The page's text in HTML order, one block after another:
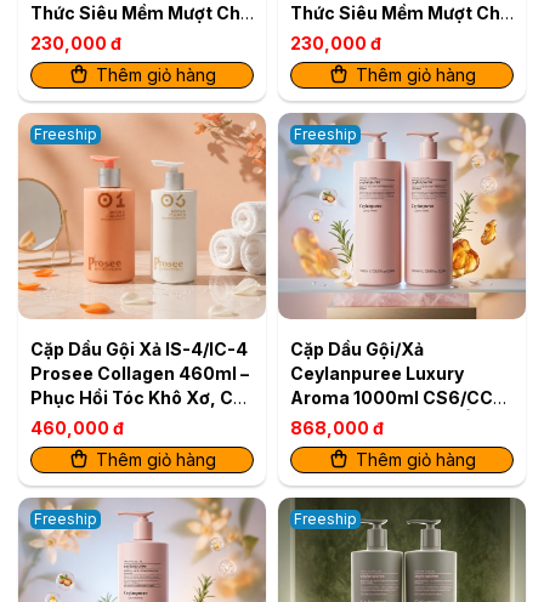
Thức Siêu Mềm Mượt Cho
Tóc Khỏe Bóng
230,000 đ
Thêm giỏ hàng
Thức Siêu Mềm Mượt Cho
Tóc Khỏe Bóng
230,000 đ
Thêm giỏ hàng
Freeship
Cặp Dầu Gội Xả IS-4/IC-4
Prosee Collagen 460ml –
Phục Hồi Tóc Khô Xơ, Chẻ
Ngọn & Gãy Rụng
460,000 đ
Thêm giỏ hàng
Freeship
Cặp Dầu Gội/Xả
Ceylanpuree Luxury
Aroma 1000ml CS6/CC6
– Phục Hồi & Dưỡng Ẩm
Cho Mái Tóc Mềm Mượt
Chuẩn Salon
868,000 đ
Thêm giỏ hàng
Freeship Freeship